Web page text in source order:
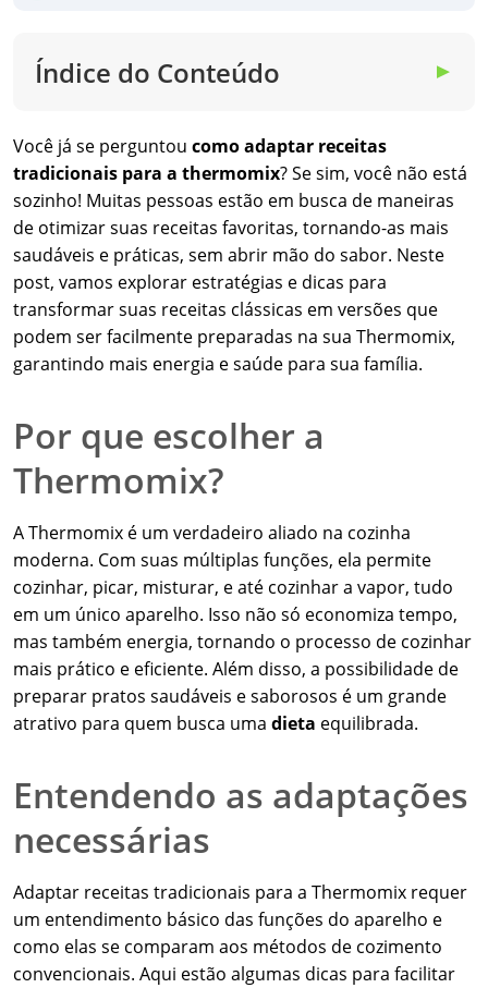
Índice do Conteúdo ▼
Você já se perguntou como adaptar receitas
tradicionais para a thermomix? Se sim, você não está
sozinho! Muitas pessoas estão em busca de maneiras
de otimizar suas receitas favoritas, tornando-as mais
saudáveis e práticas, sem abrir mão do sabor. Neste
post, vamos explorar estratégias e dicas para
transformar suas receitas clássicas em versões que
podem ser facilmente preparadas na sua Thermomix,
garantindo mais energia e saúde para sua família.
Por que escolher a
Thermomix?
A Thermomix é um verdadeiro aliado na cozinha
moderna. Com suas múltiplas funções, ela permite
cozinhar, picar, misturar, e até cozinhar a vapor, tudo
em um único aparelho. Isso não só economiza tempo,
mas também energia, tornando o processo de cozinhar
mais prático e eficiente. Além disso, a possibilidade de
preparar pratos saudáveis e saborosos é um grande
atrativo para quem busca uma dieta equilibrada.
Entendendo as adaptações
necessárias
Adaptar receitas tradicionais para a Thermomix requer
um entendimento básico das funções do aparelho e
como elas se comparam aos métodos de cozimento
convencionais. Aqui estão algumas dicas para facilitar